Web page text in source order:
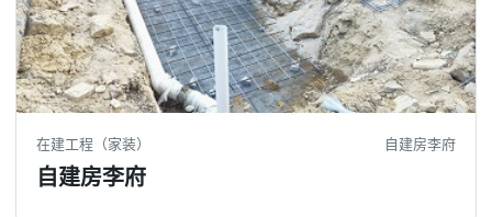
在建工程（家装） 自建房李府
自建房李府